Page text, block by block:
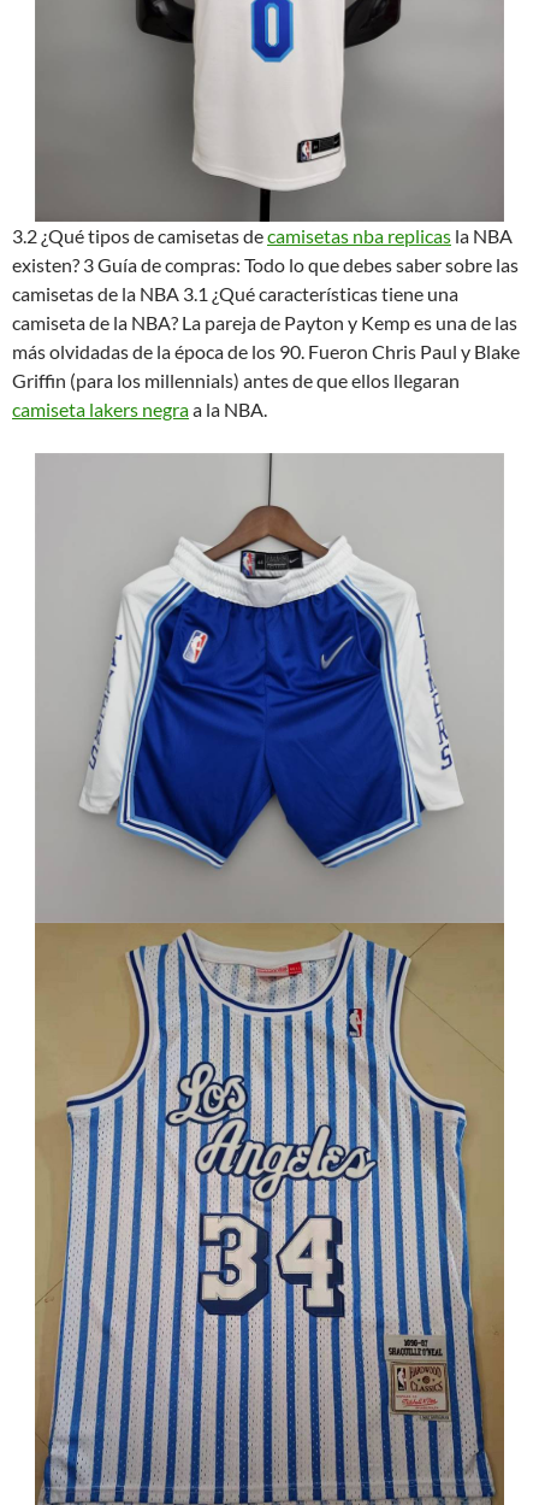
3.2 ¿Qué tipos de camisetas decamisetas nba replicas la NBA
existen? 3 Guía de compras: Todo lo que debes saber sobre las
camisetas de la NBA 3.1 ¿Qué características tiene una
camiseta de la NBA? La pareja de Payton y Kemp es una de las
más olvidadas de la época de los 90. Fueron Chris Paul y Blake
Griffin (para los millennials) antes de que ellos llegaran
camiseta lakers negraa la NBA.